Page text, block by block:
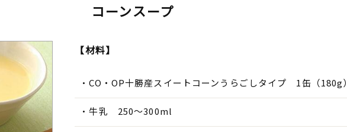
コーンスープ
【材料】
CO・OP十勝産スイートコーンうらごしタイプ 1缶（180g）
牛乳 250～300ml